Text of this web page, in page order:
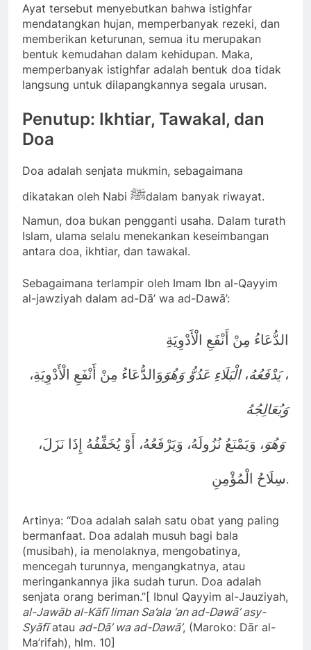
Ayat tersebut menyebutkan bahwa istighfar
mendatangkan hujan, memperbanyak rezeki, dan
memberikan keturunan, semua itu merupakan
bentuk kemudahan dalam kehidupan. Maka,
memperbanyak istighfar adalah bentuk doa tidak
langsung untuk dilapangkannya segala urusan.
Penutup: Ikhtiar, Tawakal, dan
Doa
Doa adalah senjata mukmin, sebagaimana
dikatakan oleh Nabi ﷺdalam banyak riwayat.
Namun, doa bukan pengganti usaha. Dalam turath
Islam, ulama selalu menekankan keseimbangan
antara doa, ikhtiar, dan tawakal.
Sebagaimana terlampir oleh Imam Ibn al-Qayyim
al-jawziyah dalam ad-Dā’ wa ad-Dawā’:
الدُّعَاءُ مِنْ أَنْفَعِ الْأَدْوِيَةِ
وَالدُّعَاءُ مِنْ أَنْفَعِ الْأَدْوِيَةِ،وَهُوَ عَدُوُّ الْبَلَاءِ،يَدْفَعُهُ،
وَيُعَالِجُهُ
، وَيَمْنَعُ نُزُولَهُ، وَيَرْفَعُهُ، أَوْ يُخَفِّفُهُ إِذَا نَزَلَ،وَهُوَ
سِلَاحُ الْمُؤْمِنِ.
Artinya: “Doa adalah salah satu obat yang paling
bermanfaat. Doa adalah musuh bagi bala
(musibah), ia menolaknya, mengobatinya,
mencegah turunnya, mengangkatnya, atau
meringankannya jika sudah turun. Doa adalah
senjata orang beriman.”[ Ibnul Qayyim al-Jauziyah,
al-Jawāb al-Kāfī liman Sa’ala ‘an ad-Dawā’ asy-
Syāfīatau ad-Dā’ wa ad-Dawā’, (Maroko: Dār al-
Ma’rifah), hlm. 10]